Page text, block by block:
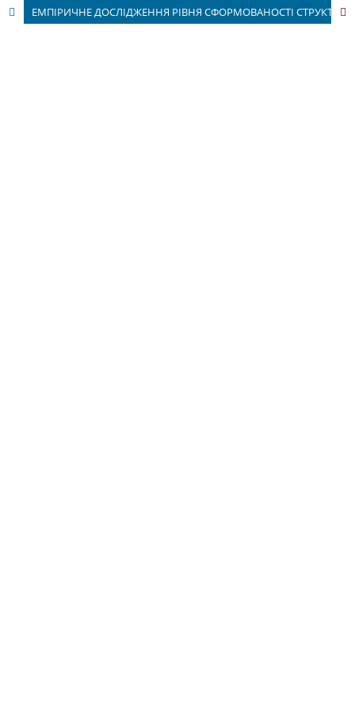
ЕМПІРИЧНЕ ДОСЛІДЖЕННЯ РІВНЯ СФОРМОВАНОСТІ СТРУКТУРНИХ КОМПОНЕНТІВ ЕМОЦІЙНОГО ІНТЕЛЕКТУ ТРЕТЬОКЛАСНИКІВ